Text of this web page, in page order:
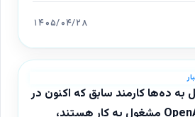
قیمت‌گذاری می‌شوند.
به اشتراک خانوادگی تعلق می‌گیرد
از سایر سطوح خواهد شد.
۱۴۰۵/۰۴/۲۸
به ده‌ها کارمند سابق که اکنون در